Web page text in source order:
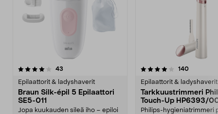
43
Epilaattorit & ladyshaverit
Braun Silk-épil 5 Epilaattori
SE5-011
Jopa kuukauden sileä iho – epiloi
4.0 viidestä
140arvostelut
Epilaattorit & ladyshaverit
Tarkkuustrimmeri
Touch-Up HP6393/
Philips-hygieniatrimmeri
4.0 viidestä